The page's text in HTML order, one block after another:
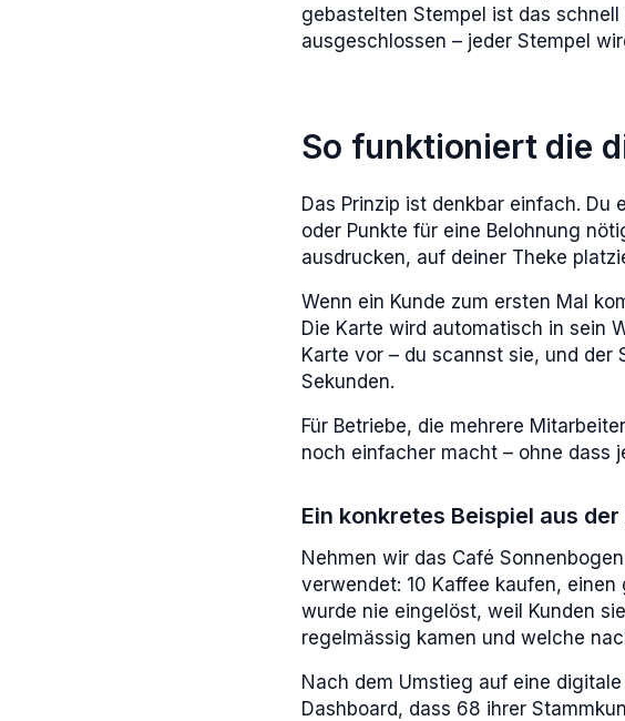
gebastelten Stempel ist das
ausgeschlossen – jeder Stempel
So funktioniert die
Das Prinzip ist denkbar einfach.
oder Punkte für eine Belohnung
ausdrucken, auf deiner Theke
Wenn ein Kunde zum ersten Mal
Die Karte wird automatisch in sein
Karte vor – du scannst sie, und
Sekunden.
Für Betriebe, die mehrere
noch einfacher macht – ohne dass
Ein konkretes Beispiel aus der
Nehmen wir das Café
verwendet: 10 Kaffee kaufen,
wurde nie eingelöst, weil Kunden
regelmässig kamen und welche
Nach dem Umstieg auf eine
Dashboard, dass 68 ihrer